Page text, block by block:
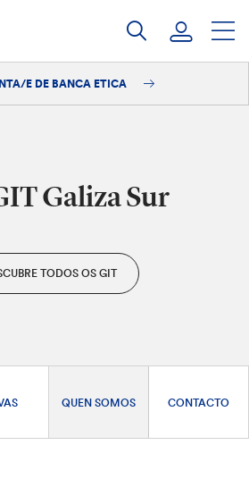
E DE BANCA ETICA
Galiza Sur
TODOS OS GIT
QUEN SOMOS CONTACTO